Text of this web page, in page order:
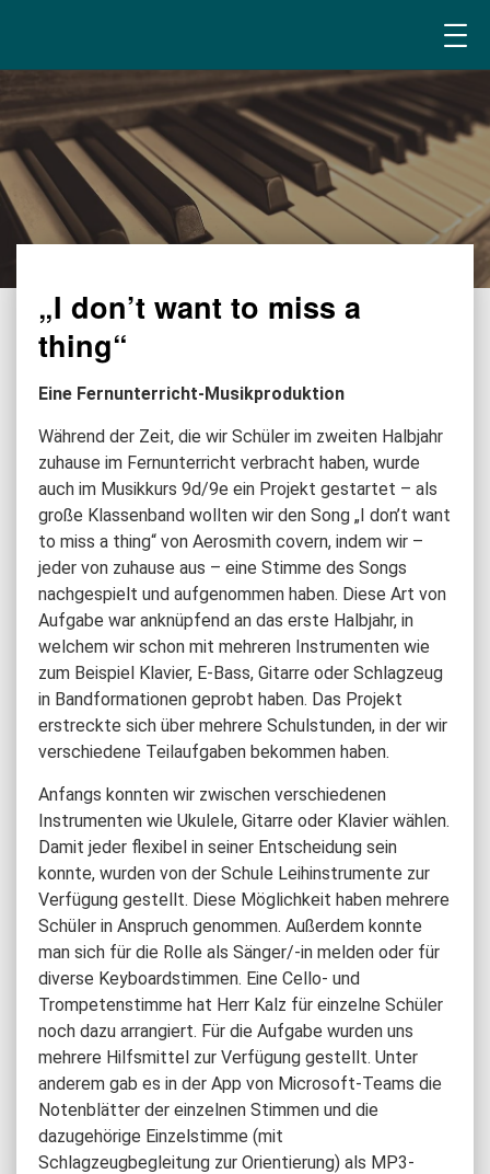
„I don’t want to miss a
thing“
Eine Fernunterricht-Musikproduktion
Während der Zeit, die wir Schüler im zweiten Halbjahr
zuhause im Fernunterricht verbracht haben, wurde
auch im Musikkurs 9d/9e ein Projekt gestartet – als
große Klassenband wollten wir den Song „I don’t want
to miss a thing“ von Aerosmith covern, indem wir –
jeder von zuhause aus – eine Stimme des Songs
nachgespielt und aufgenommen haben. Diese Art von
Aufgabe war anknüpfend an das erste Halbjahr, in
welchem wir schon mit mehreren Instrumenten wie
zum Beispiel Klavier, E-Bass, Gitarre oder Schlagzeug
in Bandformationen geprobt haben. Das Projekt
erstreckte sich über mehrere Schulstunden, in der wir
verschiedene Teilaufgaben bekommen haben.
Anfangs konnten wir zwischen verschiedenen
Instrumenten wie Ukulele, Gitarre oder Klavier wählen.
Damit jeder flexibel in seiner Entscheidung sein
konnte, wurden von der Schule Leihinstrumente zur
Verfügung gestellt. Diese Möglichkeit haben mehrere
Schüler in Anspruch genommen. Außerdem konnte
man sich für die Rolle als Sänger/-in melden oder für
diverse Keyboardstimmen. Eine Cello- und
Trompetenstimme hat Herr Kalz für einzelne Schüler
noch dazu arrangiert. Für die Aufgabe wurden uns
mehrere Hilfsmittel zur Verfügung gestellt. Unter
anderem gab es in der App von Microsoft-Teams die
Notenblätter der einzelnen Stimmen und die
dazugehörige Einzelstimme (mit
Schlagzeugbegleitung zur Orientierung) als MP3-